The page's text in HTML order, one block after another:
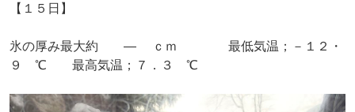
【１５日】
氷の厚み最大約 ― ｃｍ 最低気温；－１２・
９ ℃ 最高気温；７．３ ℃